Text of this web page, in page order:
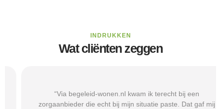
INDRUKKEN
Wat cliënten zeggen
“Via begeleid-wonen.nl kwam ik terecht bij een
zorgaanbieder die echt bij mijn situatie paste. Dat gaf mij